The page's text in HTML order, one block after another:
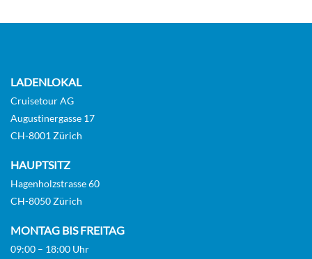
LADENLOKAL
Cruisetour AG
Augustinergasse 17
CH-8001 Zürich
HAUPTSITZ
Hagenholzstrasse 60
CH-8050 Zürich
MONTAG BIS FREITAG
09:00 – 18:00 Uhr